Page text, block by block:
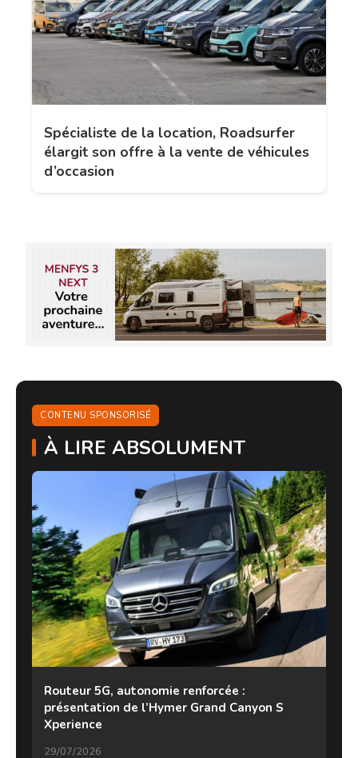
Spécialiste de la location, Roadsurfer
élargit son offre à la vente de véhicules
d’occasion
CONTENU SPONSORISÉ
À LIRE ABSOLUMENT
Routeur 5G, autonomie renforcée :
présentation de l’Hymer Grand Canyon S
Xperience
29/07/2026